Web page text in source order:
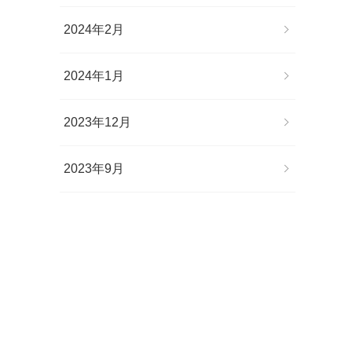
2024年2月
2024年1月
2023年12月
2023年9月